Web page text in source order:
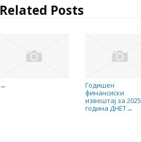
Related Posts
→
Годишен
финансиски
извештај за 2025
година ДНЕТ→